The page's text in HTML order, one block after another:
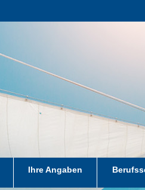
Ihre Angaben